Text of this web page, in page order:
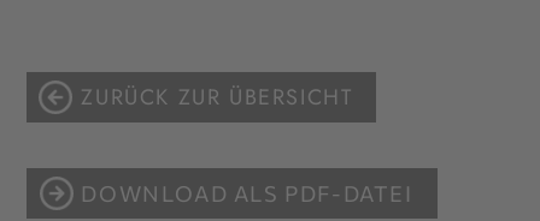
ZURÜCK ZUR ÜBERSICHT
DOWNLOAD ALS PDF-DATEI